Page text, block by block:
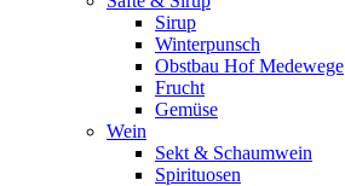
Sirup
Winterpunsch
Obstbau Hof Medewege
Frucht
Gemüse
Wein
Sekt & Schaumwein
Spirituosen